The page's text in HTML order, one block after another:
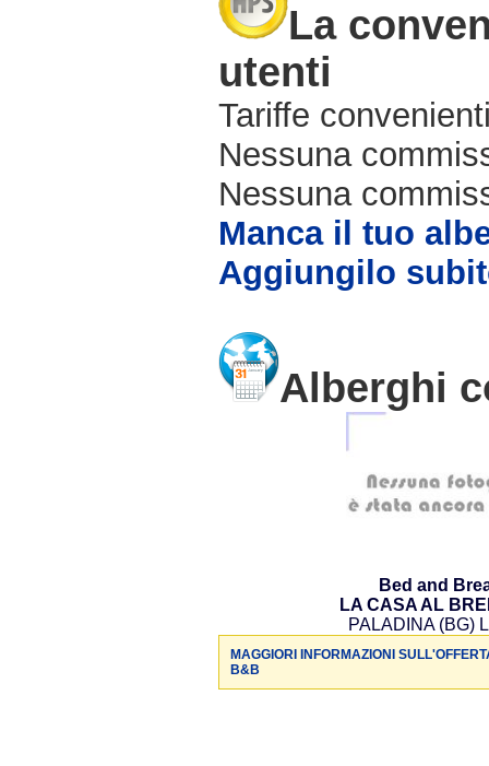
La
utenti
Tariffe
Nessuna
Nessuna
Manca il tuo
Aggiungilo
Alberghi
Bed and
LA CASA AL
PALADINA (BG)
MAGGIORI INFORMAZIONI
B&B